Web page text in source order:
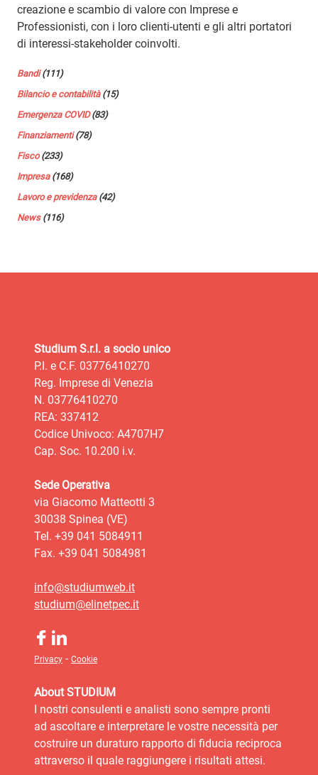
creazione e scambio di valore con Imprese e
Professionisti, con i loro clienti-utenti e gli altri portatori
di interessi-stakeholder coinvolti.
Bandi(111)
Bilancio e contabilità(15)
Emergenza COVID(83)
Finanziamenti(78)
Fisco(233)
Impresa(168)
Lavoro e previdenza(42)
News(116)
Studium S.r.l. a socio unico
P.I. e C.F. 03776410270
Reg. Imprese di Venezia
N. 03776410270
REA: 337412
Codice Univoco: A4707H7
Cap. Soc. 10.200 i.v.
Sede Operativa
via Giacomo Matteotti 3
30038 Spinea (VE)
Tel. +39 041 5084911
Fax. +39 041 5084981
info@studiumweb.it
studium@elinetpec.it
Privacy - Cookie
About STUDIUM
I nostri consulenti e analisti sono sempre pronti
ad ascoltare e interpretare le vostre necessità per
costruire un duraturo rapporto di fiducia reciproca
attraverso il quale raggiungere i risultati attesi.